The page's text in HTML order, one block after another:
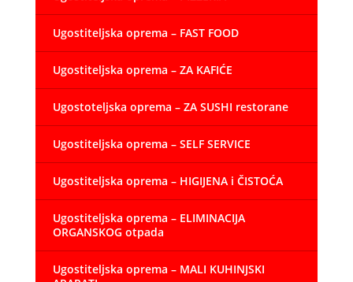
Ugostiteljska oprema – FAST FOOD
Ugostiteljska oprema – ZA KAFIĆE
Ugostoteljska oprema – ZA SUSHI restorane
Ugostiteljska oprema – SELF SERVICE
Ugostiteljska oprema – HIGIJENA i ČISTOĆA
Ugostiteljska oprema – ELIMINACIJA
ORGANSKOG otpada
Ugostiteljska oprema – MALI KUHINJSKI